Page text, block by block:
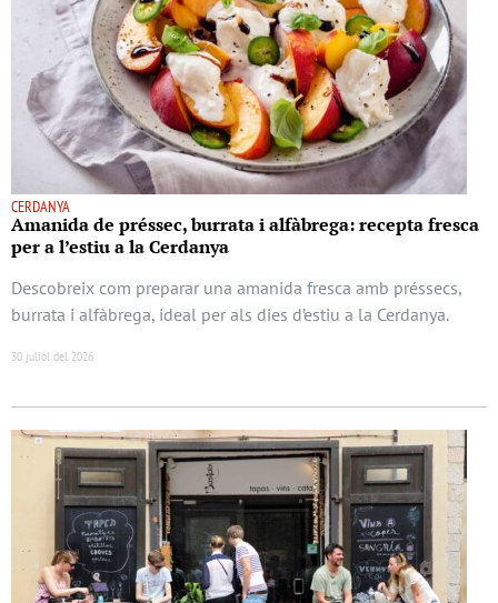
CERDANYA
Amanida de préssec, burrata i alfàbrega: recepta fresca
per a l’estiu a la Cerdanya
Descobreix com preparar una amanida fresca amb préssecs,
burrata i alfàbrega, ideal per als dies d’estiu a la Cerdanya.
30 juliol del 2026